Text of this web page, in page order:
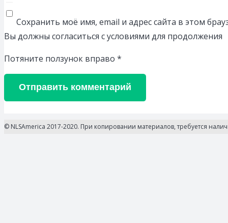
Сохранить моё имя, email и адрес сайта в этом
Вы должны согласиться с условиями для продолжения
Потяните ползунок вправо *
Отправить комментарий
© NLSAmerica 2017-2020. При копировании материалов, требуется